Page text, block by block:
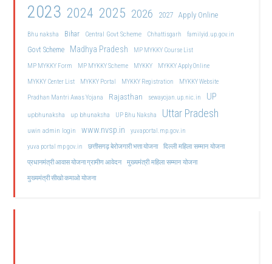
2023 2024 2025 2026 2027 Apply Online
Bhu naksha Bihar Central Govt Scheme Chhattisgarh familyid.up.gov.in
Govt Scheme Madhya Pradesh
MP MYKKY Course List
MP MYKKY Form
MP MYKKY Scheme MYKKY
MYKKY Apply Online
MYKKY Center List
MYKKY Portal MYKKY Registration
MYKKY Website
Pradhan Mantri Awas Yojana
Rajasthan sewayojan.up.nic.in UP
upbhunaksha up bhunaksha UP Bhu Naksha Uttar Pradesh
uwin admin login www.nvsp.in
yuvaportal.mp.gov.in
yuva portal mp gov.in
छत्तीसगढ़ बेरोजगारी भत्ता योजना दिल्ली महिला सम्मान योजना
प्रधानमंत्री आवास योजना ग्रामीण आवेदन मुख्यमंत्री महिला सम्मान योजना
मुख्यमंत्री सीखो कमाओ योजना